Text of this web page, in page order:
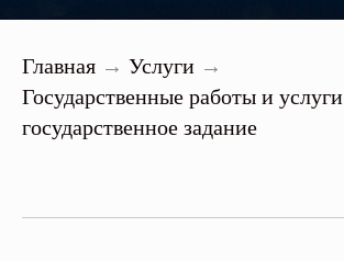
Главная → Услуги →
Государственные работы и услуги
государственное задание